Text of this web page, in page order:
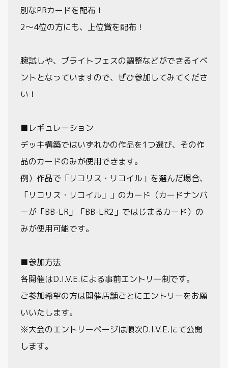
別なPRカードを配布！
2～4位の方にも、上位賞を配布！
腕試しや、ブライトフェスの調整などができるイベ
ントとなっていますので、ぜひ参加してみてくださ
い！
■レギュレーション
デッキ構築ではいずれかの作品を1つ選び、その作
品のカードのみが使用できます。
例）作品で「リコリス・リコイル」を選んだ場合、
「リコリス・リコイル」」のカード（カードナンバ
ーが「BB-LR」「BB-LR2」ではじまるカード）の
みが使用可能です。
■参加方法
各開催はD.I.V.E.による事前エントリー制です。
ご参加希望の方は開催店舗ごとにエントリーをお願
いいたします。
※大会のエントリーページは順次D.I.V.E.にて公開
します。